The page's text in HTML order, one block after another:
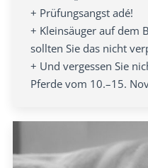
+ Prüfungsangst adé!
+ Kleinsäuger auf dem
sollten Sie das nicht
+ Und vergessen Sie
Pferde vom 10.–15.